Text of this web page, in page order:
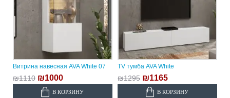
Витрина навесная AVA White 07
₪1110 ₪1000
В КОРЗИНУ
TV тумба AVA White
₪1295 ₪1165
В КОРЗИНУ